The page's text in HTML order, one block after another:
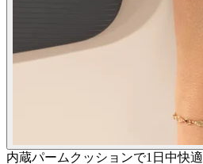
内蔵パームクッションで1日中快適